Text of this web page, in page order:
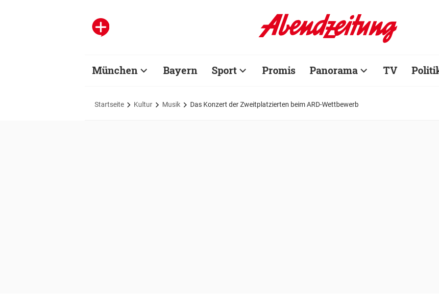
München Bayern Sport Promis Panorama TV
Startseite Kultur Musik Das Konzert der Zweitplatzierten beim ARD-Wettbewerb